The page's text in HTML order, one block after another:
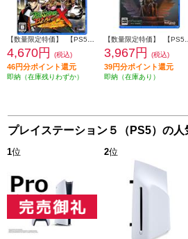
【数量限定特価】 【PS5】 RUSHING BEAT X (ラッシングビートエックス): Return Of Brawl Brothers 数量限定版
4,670円 (税込)
46円分ポイント還元
即納（在庫残りわずか）
【数量限定特価】 【PS5】
3,967円 (税込)
39円分ポイント還元
即納（在庫あり）
プレイステーション５（PS5）の
1位 2位